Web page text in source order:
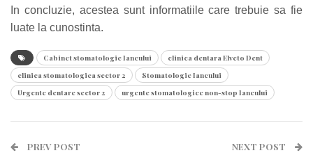
In concluzie, acestea sunt informatiile care trebuie sa fie
luate la cunostinta.
Cabinet stomatologic Iancului
clinica dentara Elveto Dent
clinica stomatologica sector 2
Stomatologie Iancului
Urgente dentare sector 2
urgente stomatologice non-stop Iancului
PREV POST NEXT POST